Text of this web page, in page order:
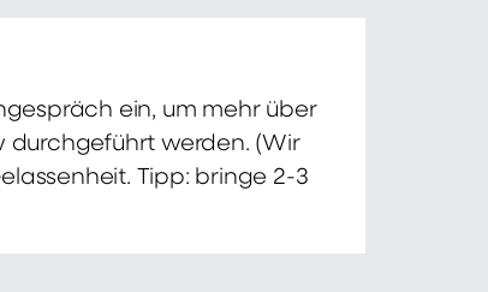
ein, um mehr über
durchgeführt werden. (Wir
Tipp: bringe 2-3